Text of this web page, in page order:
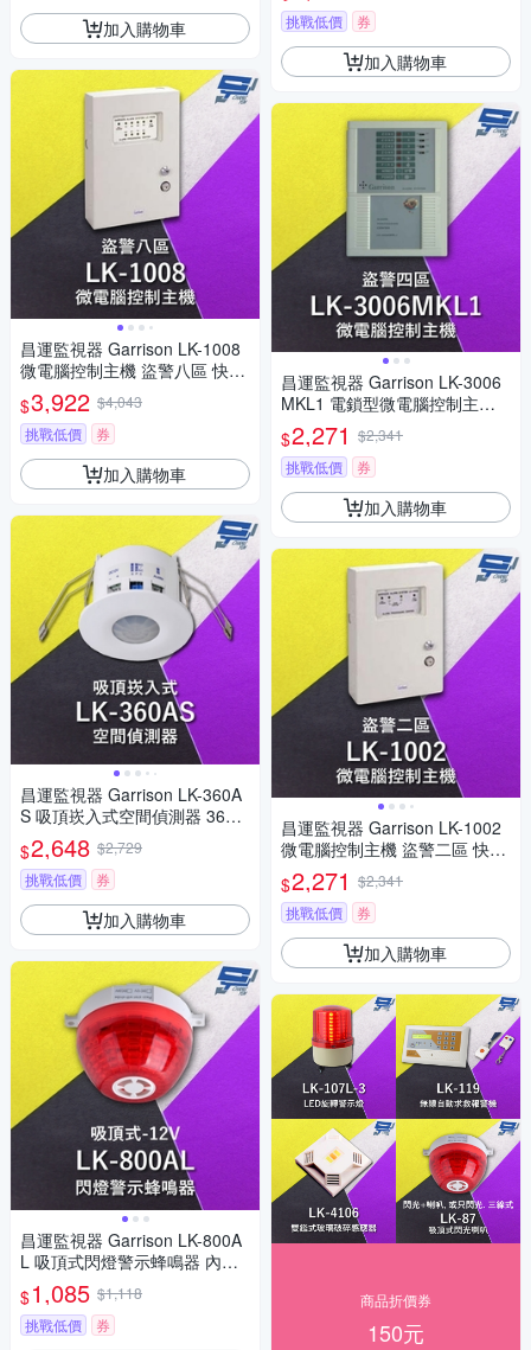
加入購物車
昌運監視器 Garrison LK-1008
微電腦控制主機 盜警八區 快速
偵測及終端電阻防破壞設計
$3,922 $4,043
挑戰低價
券
加入購物車
昌運監視器 Garrison LK-360A
S 吸頂崁入式空間偵測器 360°
偵測角度 雙元件PIR偵測
$2,648 $2,729
挑戰低價
券
加入購物車
昌運監視器 Garrison LK-800A
L 吸頂式閃燈警示蜂鳴器 內建
蜂鳴器 360度可視角度 逆接保
護 12V
$1,085 $1,118
挑戰低價
券
挑戰低價 券
加入購物車
昌運監視器 Garrison LK-3006
MKL1 電鎖型微電腦控制主機
四區盜警 內藏喇叭
$2,271 $2,341
挑戰低價
券
加入購物車
昌運監視器 Garrison LK-1002
微電腦控制主機 盜警二區 快速
偵測及終端電阻防破壞設計
$2,271 $2,341
挑戰低價
券
加入購物車
商品折價券
150元